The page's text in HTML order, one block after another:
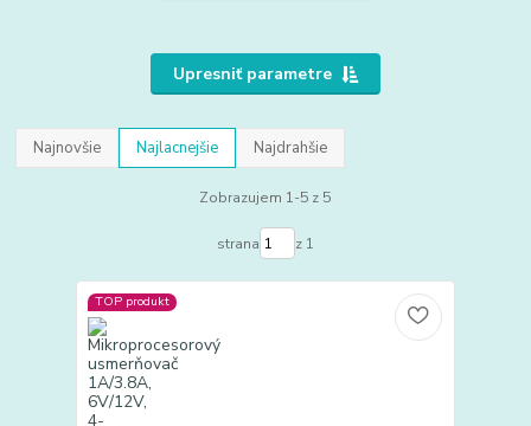
Upresniť parametre
Najnovšie Najlacnejšie Najdrahšie
Zobrazujem 1-5 z 5
strana z 1
TOP produkt